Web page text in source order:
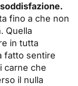
fino a che non
Quella
in tutta
fatto sentire
carne che
il nulla